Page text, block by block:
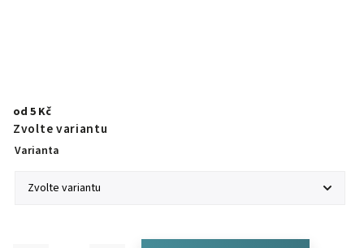
od 5 Kč
Zvolte variantu
Varianta